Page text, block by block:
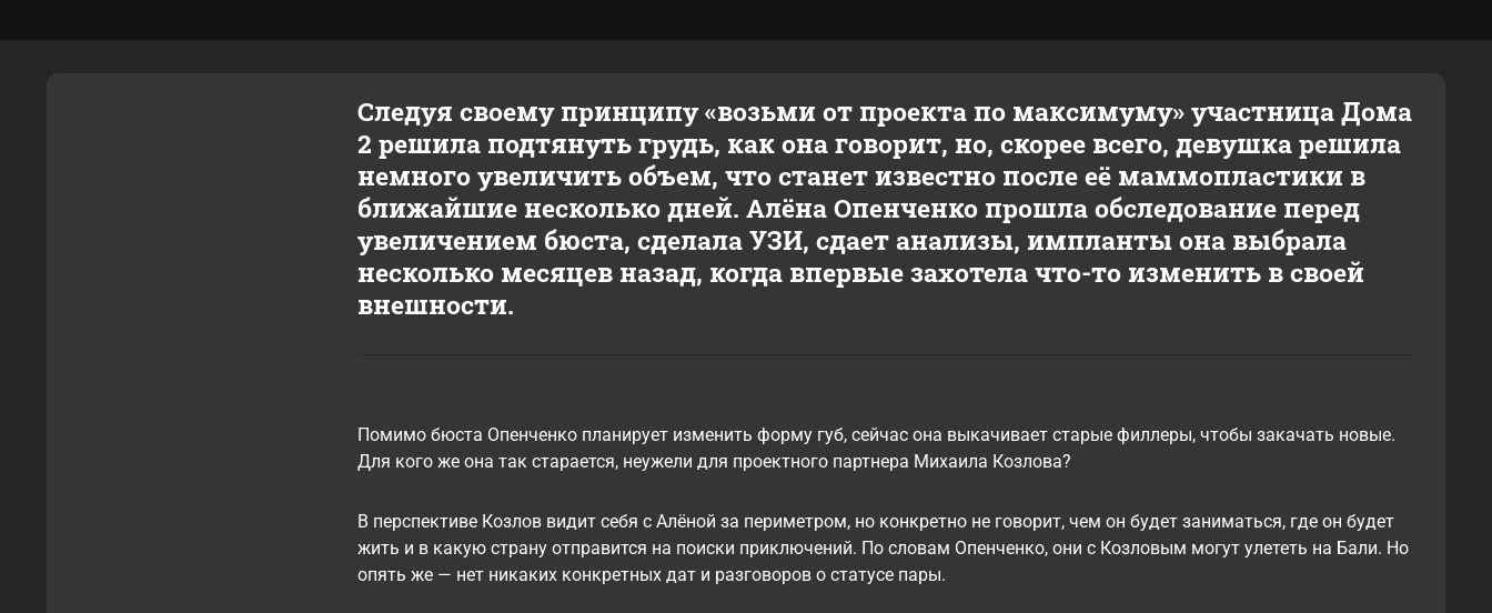
Следуя своему принципу «возьми от проекта по максимуму» участница Дома
2 решила подтянуть грудь, как она говорит, но, скорее всего, девушка решила
немного увеличить объем, что станет известно после её маммопластики в
ближайшие несколько дней. Алёна Опенченко прошла обследование перед
увеличением бюста, сделала УЗИ, сдает анализы, импланты она выбрала
несколько месяцев назад, когда впервые захотела что-то изменить в своей
внешности.
Помимо бюста Опенченко планирует изменить форму губ, сейчас она выкачивает старые филлеры, чтобы закачать новые.
Для кого же она так старается, неужели для проектного партнера Михаила Козлова?
В перспективе Козлов видит себя с Алёной за периметром, но конкретно не говорит, чем он будет заниматься, где он будет
жить и в какую страну отправится на поиски приключений. По словам Опенченко, они с Козловым могут улететь на Бали. Но
опять же — нет никаких конкретных дат и разговоров о статусе пары.